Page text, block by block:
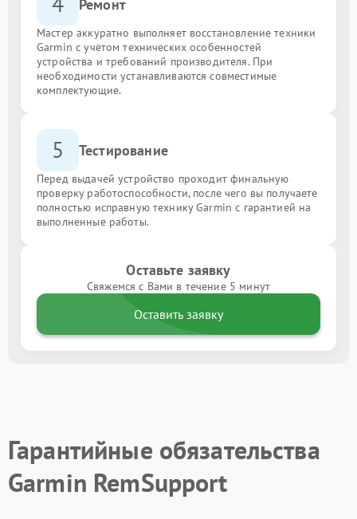
Ремонт
Мастер аккуратно выполняет восстановление техники
Garmin с учётом технических особенностей
устройства и требований производителя. При
необходимости устанавливаются совместимые
комплектующие.
5 Тестирование
Перед выдачей устройство проходит финальную
проверку работоспособности, после чего вы получаете
полностью исправную технику Garmin с гарантией на
выполненные работы.
Оставьте заявку
Свяжемся с Вами в течение 5 минут
Оставить заявку
Гарантийные обязательства
Garmin RemSupport